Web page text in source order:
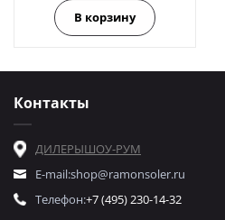
В корзину
Контакты
ДИЛЕРЫШОУ-РУМ
E-mail:shop@ramonsoler.ru
Телефон:+7 (495) 230-14-32